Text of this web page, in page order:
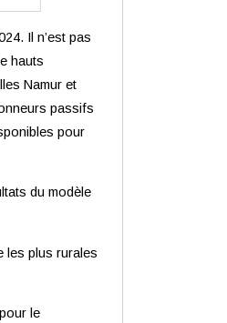
Il n’est pas
hauts
Namur et
passifs
pour
du modèle
les plus rurales
le